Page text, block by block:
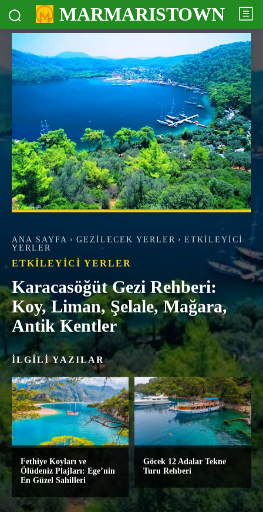
MARMARISTOWN
ANA SAYFA GEZILECEK YERLER
ETKILEYICI
YERLER
ETKILEYICI YERLER
Karacasöğüt Gezi Rehberi:
Koy, Liman, Şelale, Mağara,
Antik Kentler
İLGILI YAZILAR
Fethiye Koyları ve
Ölüdeniz Plajları: Ege’nin
En Güzel Sahilleri
Göcek 12 Adalar Tekne
Turu Rehberi